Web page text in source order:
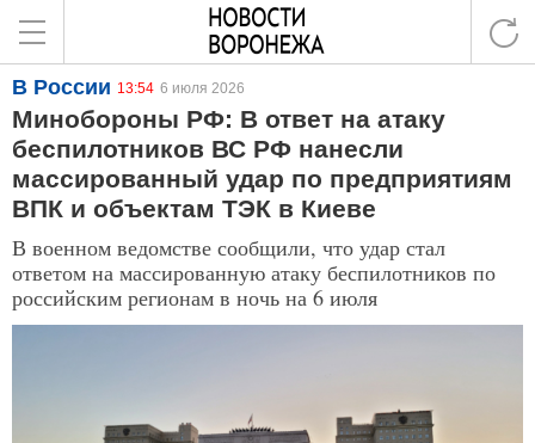
В России 13:54 6 июля 2026
Минобороны РФ: В ответ на атаку
беспилотников ВС РФ нанесли
массированный удар по предприятиям
ВПК и объектам ТЭК в Киеве
В военном ведомстве сообщили, что удар стал
ответом на массированную атаку беспилотников по
российским регионам в ночь на 6 июля